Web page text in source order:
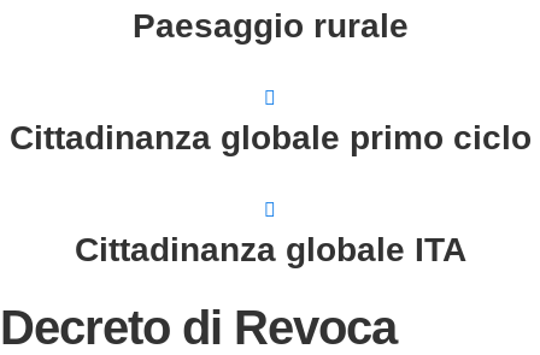
Paesaggio rurale
Cittadinanza globale primo ciclo
Cittadinanza globale ITA
Decreto di Revoca